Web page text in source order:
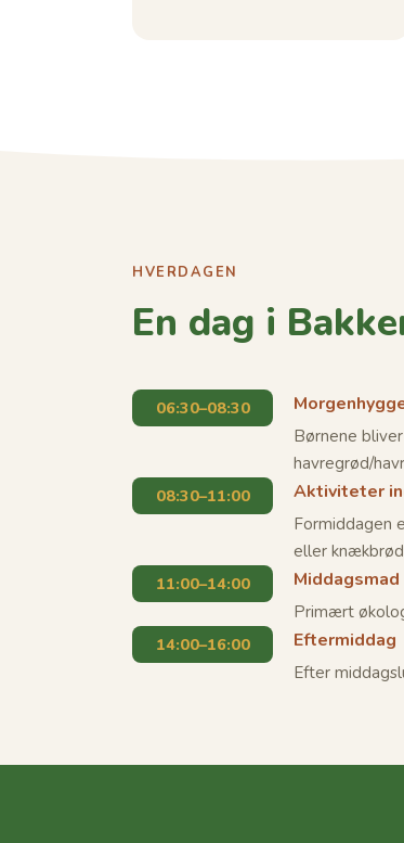
HVERDAGEN
En dag i
06:30–08:30
Børnene
havregrød/
08:30–11:00
Aktiviteter
Formiddagen
eller
11:00–14:00
Primært
14:00–16:00
Eftermiddag
Efter